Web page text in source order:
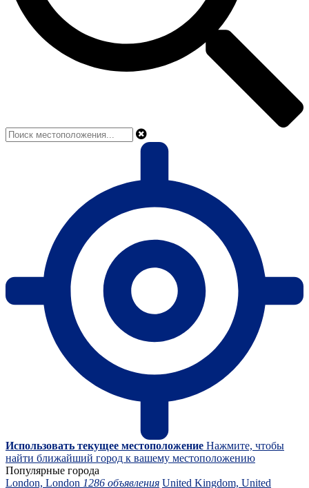
Использовать текущее местоположение Нажмите, чтобы
найти ближайший город к вашему местоположению
Популярные города
London, London 1286 объявления United Kingdom, United